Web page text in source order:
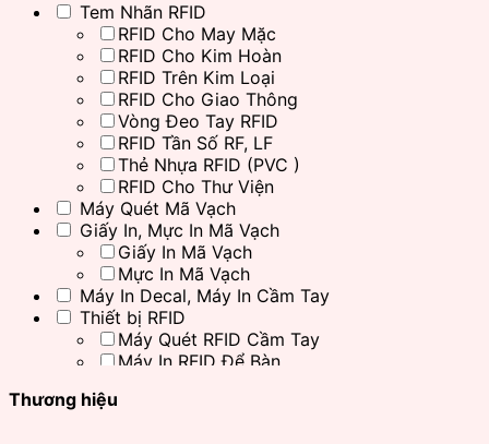
Tem Nhãn RFID
RFID Cho May Mặc
RFID Cho Kim Hoàn
RFID Trên Kim Loại
RFID Cho Giao Thông
Vòng Đeo Tay RFID
RFID Tần Số RF, LF
Thẻ Nhựa RFID (PVC )
RFID Cho Thư Viện
Máy Quét Mã Vạch
Giấy In, Mực In Mã Vạch
Giấy In Mã Vạch
Mực In Mã Vạch
Máy In Decal, Máy In Cầm Tay
Thiết bị RFID
Máy Quét RFID Cầm Tay
Máy In RFID Để Bàn
Thương hiệu